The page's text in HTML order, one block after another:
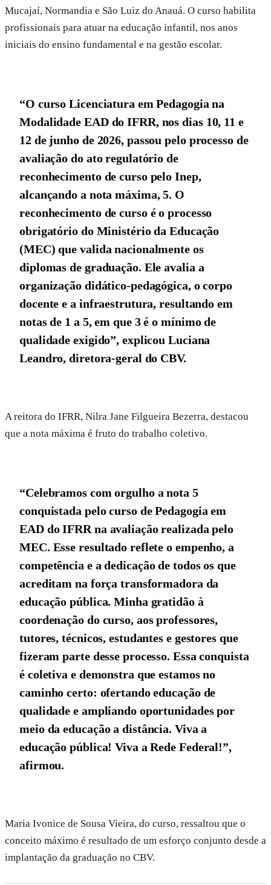
Mucajaí, Normandia e São Luiz do Anauá. O curso habilita
profissionais para atuar na educação infantil, nos anos
iniciais do ensino fundamental e na gestão escolar.
“O curso Licenciatura em Pedagogia na
Modalidade EAD do IFRR, nos dias 10, 11 e
12 de junho de 2026, passou pelo processo de
avaliação do ato regulatório de
reconhecimento de curso pelo Inep,
alcançando a nota máxima, 5. O
reconhecimento de curso é o processo
obrigatório do Ministério da Educação
(MEC) que valida nacionalmente os
diplomas de graduação. Ele avalia a
organização didático-pedagógica, o corpo
docente e a infraestrutura, resultando em
notas de 1 a 5, em que 3 é o mínimo de
qualidade exigido”, explicou Luciana
Leandro, diretora-geral do CBV.
A reitora do IFRR, Nilra Jane Filgueira Bezerra, destacou
que a nota máxima é fruto do trabalho coletivo.
“Celebramos com orgulho a nota 5
conquistada pelo curso de Pedagogia em
EAD do IFRR na avaliação realizada pelo
MEC. Esse resultado reflete o empenho, a
competência e a dedicação de todos os que
acreditam na força transformadora da
educação pública. Minha gratidão à
coordenação do curso, aos professores,
tutores, técnicos, estudantes e gestores que
fizeram parte desse processo. Essa conquista
é coletiva e demonstra que estamos no
caminho certo: ofertando educação de
qualidade e ampliando oportunidades por
meio da educação a distância. Viva a
educação pública! Viva a Rede Federal!”,
afirmou.
Maria Ivonice de Sousa Vieira, do curso, ressaltou que o
conceito máximo é resultado de um esforço conjunto desde a
implantação da graduação no CBV.